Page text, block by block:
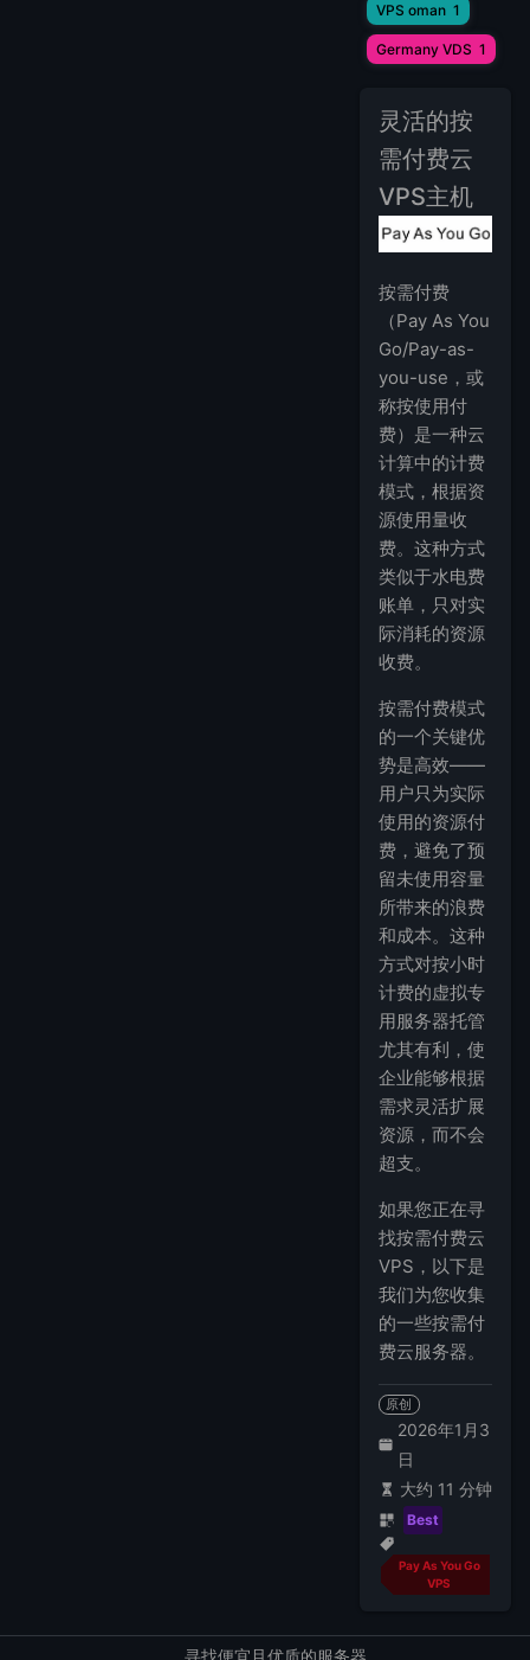
VPS oman 1
Germany VDS 1
灵活的按
需付费云
VPS主机
按需付费
（Pay As You
Go/Pay-as-
you-use，或
称按使用付
费）是一种云
计算中的计费
模式，根据资
源使用量收
费。这种方式
类似于水电费
账单，只对实
际消耗的资源
收费。
按需付费模式
的一个关键优
势是高效——
用户只为实际
使用的资源付
费，避免了预
留未使用容量
所带来的浪费
和成本。这种
方式对按小时
计费的虚拟专
用服务器托管
尤其有利，使
企业能够根据
需求灵活扩展
资源，而不会
超支。
如果您正在寻
找按需付费云
VPS，以下是
我们为您收集
的一些按需付
费云服务器。
原创
2026年1月3
日
大约 11 分钟
Best
Pay As You Go
VPS